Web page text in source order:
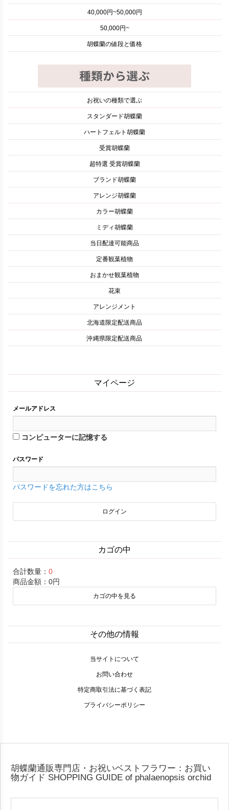
40,000円~50,000円
50,000円~
胡蝶蘭の値段と価格
お祝いの種類で選ぶ
スタンダード胡蝶蘭
ハートフェルト胡蝶蘭
受賞胡蝶蘭
超特選 受賞胡蝶蘭
ブランド胡蝶蘭
アレンジ胡蝶蘭
カラー胡蝶蘭
ミディ胡蝶蘭
当日配達可能商品
定番観葉植物
おまかせ観葉植物
花束
アレンジメント
北海道限定配送商品
沖縄県限定配送商品
マイページ
メールアドレス
コンピューターに記憶する
パスワード
パスワードを忘れた方はこちら
カゴの中
合計数量： 0
商品金額： 0円
カゴの中を見る
その他の情報
当サイトについて
お問い合わせ
特定商取引法に基づく表記
プライバシーポリシー
胡蝶蘭通販専門店・お祝いベストフラワー：お買い
物ガイド SHOPPING GUIDE of phalaenopsis orchid